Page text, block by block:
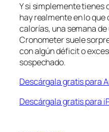
Y si simplemente tienes
hay realmente en lo que
calorías, una semana
Cronometer suele
con algún déficit o
sospechado.
Descárgala gratis para
Descárgala gratis para